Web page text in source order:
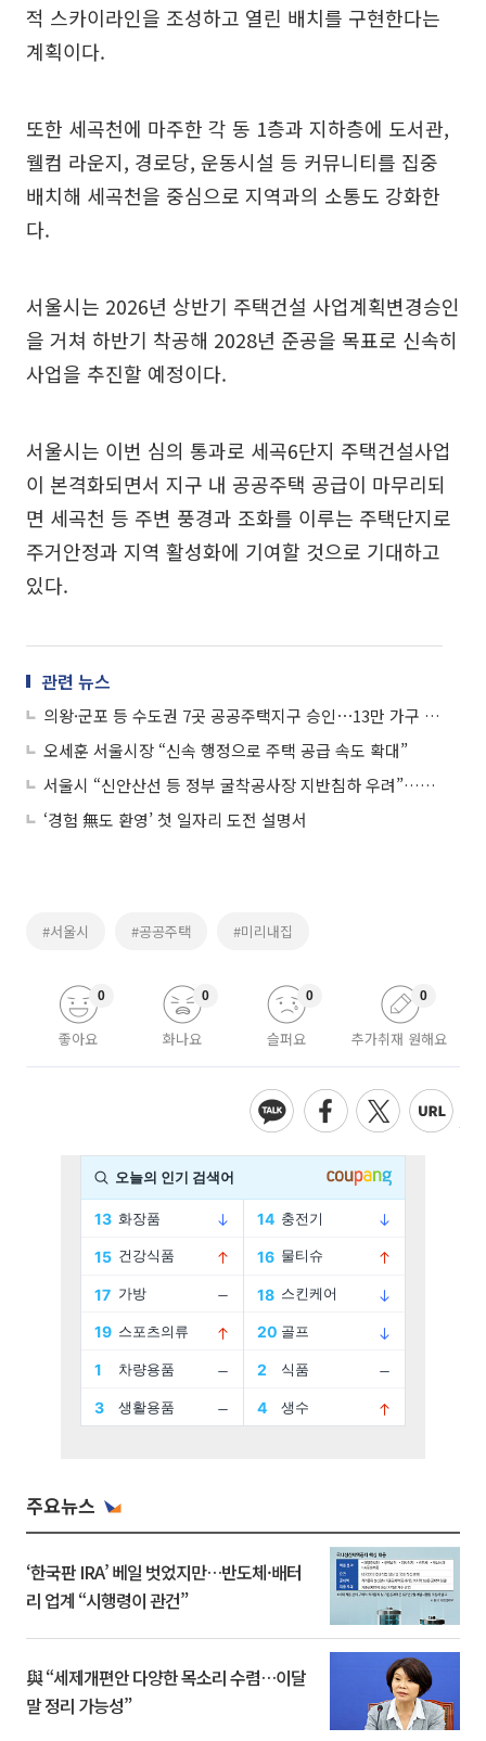
적 스카이라인을 조성하고 열린 배치를 구현한다는
계획이다.
또한 세곡천에 마주한 각 동 1층과 지하층에 도서관,
웰컴 라운지, 경로당, 운동시설 등 커뮤니티를 집중
배치해 세곡천을 중심으로 지역과의 소통도 강화한
다.
서울시는 2026년 상반기 주택건설 사업계획변경승인
을 거쳐 하반기 착공해 2028년 준공을 목표로 신속히
사업을 추진할 예정이다.
서울시는 이번 심의 통과로 세곡6단지 주택건설사업
이 본격화되면서 지구 내 공공주택 공급이 마무리되
면 세곡천 등 주변 풍경과 조화를 이루는 주택단지로
주거안정과 지역 활성화에 기여할 것으로 기대하고
있다.
관련 뉴스
의왕·군포 등 수도권 7곳 공공주택지구 승인⋯13만 가구 공급 본격화
오세훈 서울시장 “신속 행정으로 주택 공급 속도 확대”
서울시 “신안산선 등 정부 굴착공사장 지반침하 우려”…GPR 결과 국토부 공유
‘경험 無도 환영’ 첫 일자리 도전 설명서
#서울시 #공공주택 #미리내집
좋아요
0
화나요
0
슬퍼요
0
추가취재 원해요
0
주요뉴스
‘한국판 IRA’ 베일 벗었지만…반도체·배터
리 업계 “시행령이 관건”
與 “세제개편안 다양한 목소리 수렴…이달
말 정리 가능성”